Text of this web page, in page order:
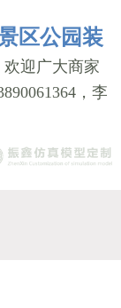
区公园装
迎广大商家
，李